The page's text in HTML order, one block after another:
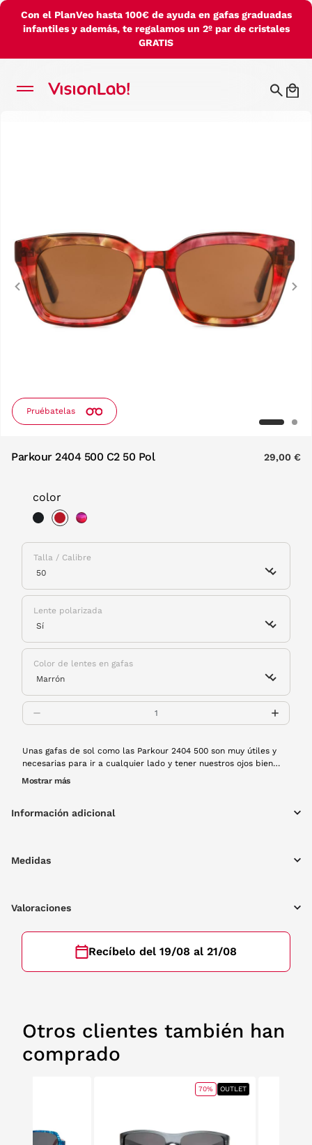
Con el PlanVeo hasta 100€ de ayuda en gafas graduadas
infantiles y además, te regalamos un 2º par de cristales
GRATIS
Pruébatelas
Previous
Parkour 2404 500 C2 50 Pol 29,00 €
color
Talla / Calibre
Lente polarizada
Color de lentes en gafas
Unas gafas de sol como las Parkour 2404 500 son muy útiles y
necesarias para ir a cualquier lado y tener nuestros ojos bien
protegidos. Gracias a su diseño y la tecnología que integran,
Mostrar más
Información adicional
Medidas
Valoraciones
Recíbelo del 19/08 al 21/08
Otros clientes también han
comprado
70% OUTLET